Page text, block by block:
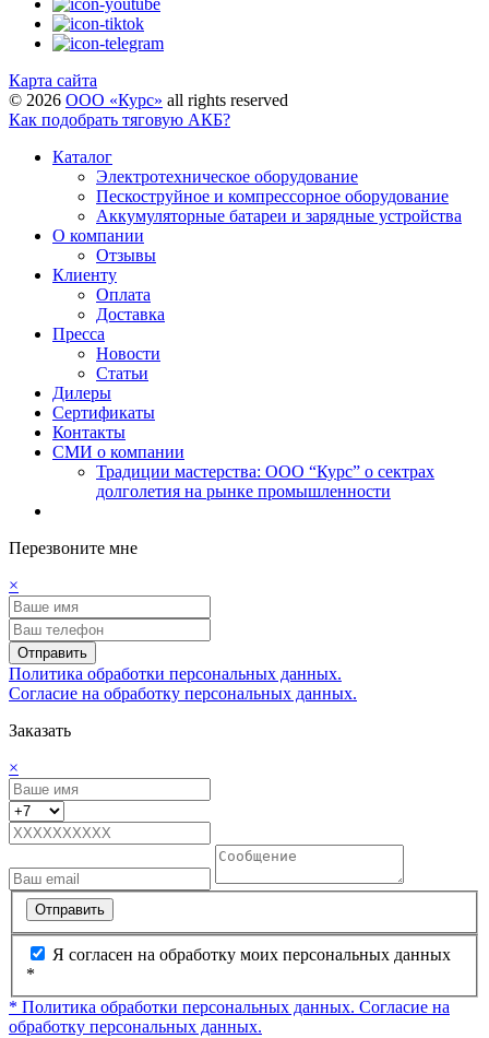
Карта сайта
© 2026 ООО «Курс» all rights reserved
Как подобрать тяговую АКБ?
Каталог
Электротехническое оборудование
Пескоструйное и компрессорное оборудование
Аккумуляторные батареи и зарядные устройства
О компании
Отзывы
Клиенту
Оплата
Доставка
Пресса
Новости
Статьи
Дилеры
Сертификаты
Контакты
СМИ о компании
Традиции мастерства: ООО “Курс” о сектрах
долголетия на рынке промышленности
Перезвоните мне
×
Отправить
Политика обработки персональных данных.
Согласие на обработку персональных данных.
Заказать
×
Отправить
Я согласен на обработку моих персональных данных
*
* Политика обработки персональных данных. Согласие на
обработку персональных данных.